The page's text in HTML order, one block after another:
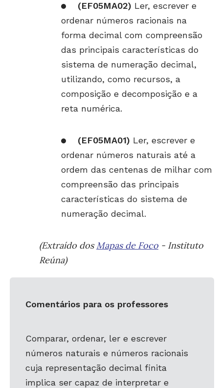
(EF05MA02) Ler, escrever e
ordenar números racionais na
forma decimal com compreensão
das principais características do
sistema de numeração decimal,
utilizando, como recursos, a
composição e decomposição e a
reta numérica.
(EF05MA01) Ler, escrever e
ordenar números naturais até a
ordem das centenas de milhar com
compreensão das principais
características do sistema de
numeração decimal.
(Extraído dos Mapas de Foco - Instituto
Reúna)
Comentários para os professores
Comparar, ordenar, ler e escrever
números naturais e números racionais
cuja representação decimal finita
implica ser capaz de interpretar e